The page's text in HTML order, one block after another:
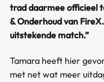
trad daarmee officieel
& Onderhoud van
uitstekende match.”
Tamara heeft hier
met net wat meer